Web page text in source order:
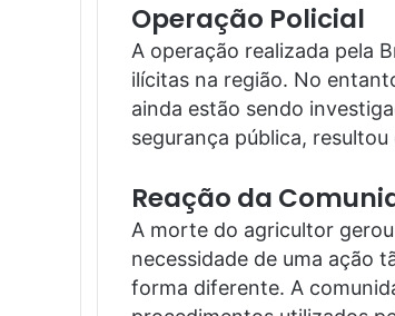
Operação Policial
A operação realizada pela
ilícitas na região. No
ainda estão sendo
segurança pública,
Reação da
A morte do agricultor
necessidade de uma ação
forma diferente. A